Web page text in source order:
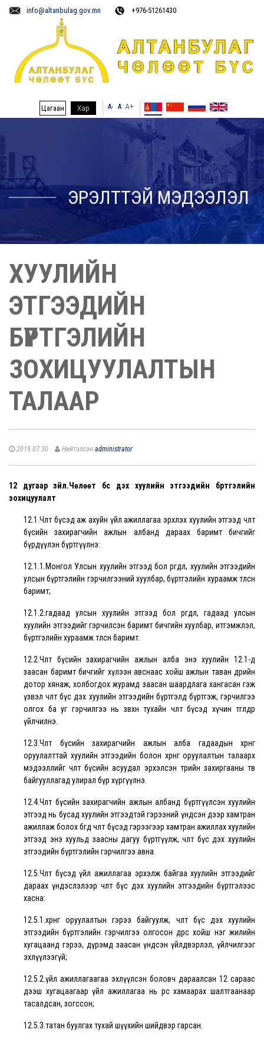
info@altanbulag.gov.mn +976-51261430
Цагаан Хар A- A A+
ЭРЭЛТТЭЙ МЭДЭЭЛЭЛ
ХУУЛИЙН
ЭТГЭЭДИЙН
БҮРТГЭЛИЙН
ЗОХИЦУУЛАЛТЫН
ТАЛААР
2019.07.30 Нийтэлсэн administrator
12 дугаар зүйл.Чөлөөт бүс дэх хуулийн этгээдийн бүртгэлийн
зохицуулалт
12.1.Чөлөөт бүсэд аж ахуйн үйл ажиллагаа эрхлэх хуулийн этгээд чөлөөт
бүсийн захирагчийн ажлын албанд дараах баримт бичгийг
бүрдүүлэн бүртгүүлнэ:
12.1.1.Монгол Улсын хуулийн этгээд бол өргөдөл, хуулийн этгээдийн
улсын бүртгэлийн гэрчилгээний хуулбар, бүртгэлийн хураамж төлсөн
баримт;
12.1.2.гадаад улсын хуулийн этгээд бол өргөдөл, гадаад улсын
хуулийн этгээдийг гэрчилсэн баримт бичгийн хуулбар, итгэмжлэл,
бүртгэлийн хураамж төлсөн баримт.
12.2.Чөлөөт бүсийн захирагчийн ажлын алба энэ хуулийн 12.1-д
заасан баримт бичгийг хүлээн авснаас хойш ажлын таван өдрийн
дотор хянаж, холбогдох журамд заасан шаардлага хангасан гэж
үзвэл чөлөөт бүс дэх хуулийн этгээдийн бүртгэлд бүртгэж, гэрчилгээ
олгох ба уг гэрчилгээ нь зөвхөн тухайн чөлөөт бүсэд хүчин төгөлдөр
үйлчилнэ.
12.3.Чөлөөт бүсийн захирагчийн ажлын алба гадаадын хөрөнгө
оруулалттай хуулийн этгээдийн болон хөрөнгө оруулалтын талаарх
мэдээллийг чөлөөт бүсийн асуудал эрхэлсэн төрийн захиргааны төв
байгууллагад улирал бүр хүргүүлнэ.
12.4.Чөлөөт бүсийн захирагчийн ажлын албанд бүртгүүлсэн хуулийн
этгээд нь бусад хуулийн этгээдтэй гэрээний үндсэн дээр хамтран
ажиллаж болох бөгөөд чөлөөт бүсэд гэрээгээр хамтран ажиллах хуулийн
этгээд энэ хуульд заасны дагуу бүртгүүлж, чөлөөт бүс дэх хуулийн
этгээдийн бүртгэлийн гэрчилгээ авна.
12.5.Чөлөөт бүсэд үйл ажиллагаа эрхэлж байгаа хуулийн этгээдийг
дараах үндэслэлээр чөлөөт бүс дэх хуулийн этгээдийн бүртгэлээс
хасна:
12.5.1.хөрөнгө оруулалтын гэрээ байгуулж, чөлөөт бүс дэх хуулийн
этгээдийн бүртгэлийн гэрчилгээ олгосон өдрөөс хойш нэг жилийн
хугацаанд гэрээ, дүрэмд заасан үндсэн үйлдвэрлэл, үйлчилгээг
эхлүүлээгүй;
12.5.2.үйл ажиллагаагаа эхлүүлсэн боловч дараалсан 12 сараас
дээш хугацаагаар үйл ажиллагаа нь өөрөөс хамаарах шалтгаанаар
тасалдсан, зогссон;
12.5.3.татан буулгах тухай шүүхийн шийдвэр гарсан.